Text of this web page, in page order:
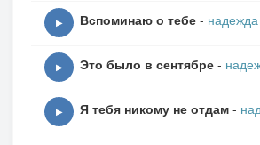
Хоть кричи-кричи.
Только ты и я,
Ты любовь моя,
▶ Вспоминаю о тебе - надежда
▶ Это было в сентябре -
▶ Я тебя никому не отдам -